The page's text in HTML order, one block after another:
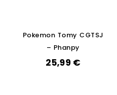
Pokemon Tomy CGTSJ
– Phanpy
25,99 €